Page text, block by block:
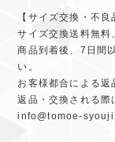
【サイズ交換・不
サイズ交換送料無料
商品到着後、7日間
い。
お客様都合による返
返品・交換される際
info@tomoe-